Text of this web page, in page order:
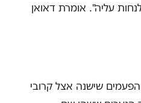
עליה". אומרת דאואן
שישנה אצל קרובי